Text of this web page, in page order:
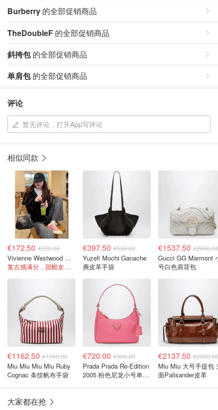
Burberry 的全部促销商品
TheDoubleF 的全部促销商品
斜挎包的全部促销商品
单肩包的全部促销商品
评论
暂无评论，打开App写评论
相似同款
€172.50 €230.00
Vivienne Westwood Granny Frame Bag 黑色PU
复古感满分，甜酷女孩闭眼冲！
€397.50 €530.00
Yuzefi Mochi Ganache
麂皮革手袋
€1537.50 €2050.00
Gucci GG Marmont 小
号白色肩背包
€1162.50 €1550.00
Miu Miu Miu Miu Ruby
Cognac 条纹帆布手袋
€720.00 €960.00
Prada Prada Re-Edition
2005 粉色尼龙小号单肩
€2137.50 €2850.00
Miu Miu 大号手提包
面Palisander皮革
大家都在抢